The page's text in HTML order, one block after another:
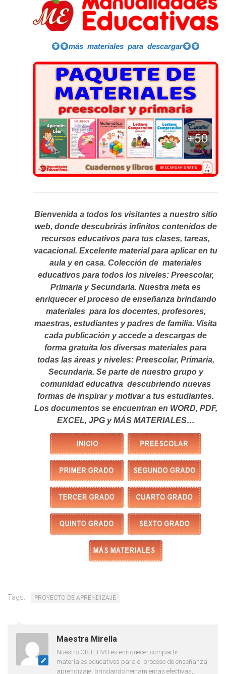
más materiales para descargar
Bienvenida a todos los visitantes a nuestro sitio
web, donde descubrirás infinitos contenidos de
recursos educativos para tus clases, tareas,
vacacional. Excelente material para aplicar en tu
aula y en casa. Colección de materiales
educativos para todos los niveles: Preescolar,
Primaria y Secundaria. Nuestra meta es
enriquecer el proceso de enseñanza brindando
materiales para los docentes, profesores,
maestras, estudiantes y padres de familia. Visita
cada publicación y accede a descargas de
forma gratuita los diversas materiales para
todas las áreas y niveles: Preescolar, Primaria,
Secundaria. Se parte de nuestro grupo y
comunidad educativa descubriendo nuevas
formas de inspirar y motivar a tus estudiantes.
Los documentos se encuentran en WORD, PDF,
EXCEL, JPG y MÁS MATERIALES…
Tags: PROYECTO DE APRENDIZAJE
Maestra Mirella
Nuestro OBJETIVO es enriquecer compartir
materiales educativos para el proceso de enseñanza,
aprendizaje, brindando herramientas efectivas,